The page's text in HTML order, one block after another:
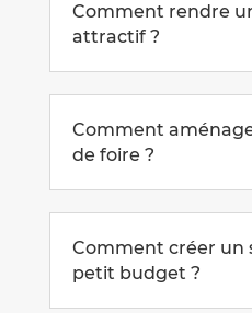
Comment rendre
attractif ?
Comment
de foire ?
Comment créer un
petit budget ?